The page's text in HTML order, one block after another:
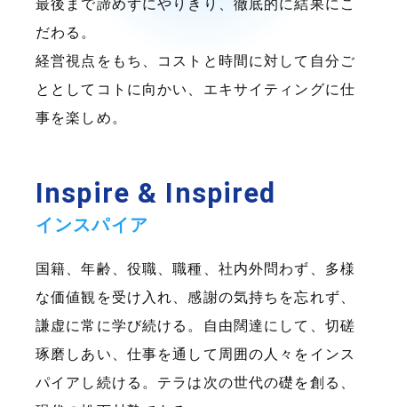
最後まで諦めずにやりきり、徹底的に結果にこ
だわる。
経営視点をもち、コストと時間に対して自分ご
ととしてコトに向かい、エキサイティングに仕
事を楽しめ。
Inspire & Inspired
インスパイア
国籍、年齢、役職、職種、社内外問わず、多様
な価値観を受け入れ、感謝の気持ちを忘れず、
謙虚に常に学び続ける。自由闊達にして、切磋
琢磨しあい、仕事を通して周囲の人々をインス
パイアし続ける。テラは次の世代の礎を創る、